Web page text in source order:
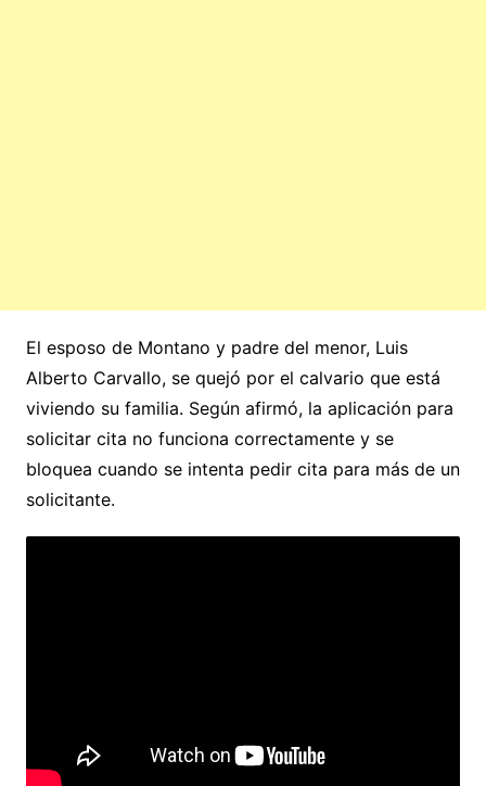
El esposo de Montano y padre del menor, Luis
Alberto Carvallo, se quejó por el calvario que está
viviendo su familia. Según afirmó, la aplicación para
solicitar cita no funciona correctamente y se
bloquea cuando se intenta pedir cita para más de un
solicitante.